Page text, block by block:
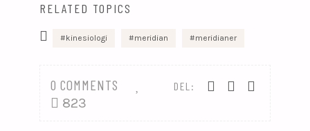
RELATED TOPICS
kinesiologi meridian meridianer
DEL:
0 COMMENTS
823